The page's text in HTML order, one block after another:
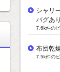
シャリ
バグあ
7.6k件の
布団乾
7.5k件の